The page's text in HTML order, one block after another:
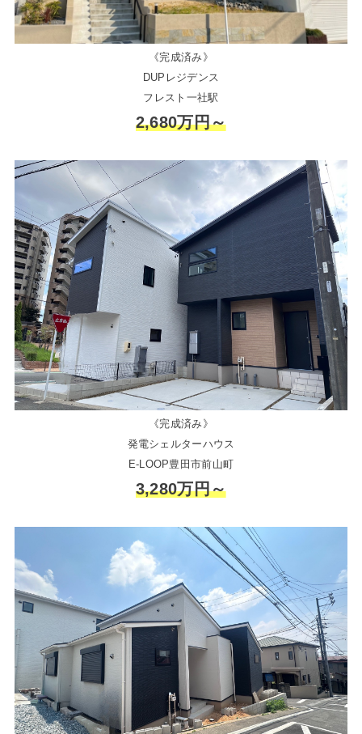
《完成済み》
DUPレジデンス
フレスト一社駅
2,680万円～
《完成済み》
発電シェルターハウス
E-LOOP豊田市前山町
3,280万円～